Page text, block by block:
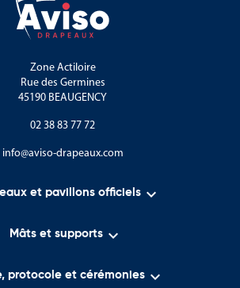
Zone Actiloire
Rue des Germines
45190 BEAUGENCY
02 38 83 77 72
info@aviso-drapeaux.com
et pavillons officiels 
Mâts et supports 
protocole et cérémonies 